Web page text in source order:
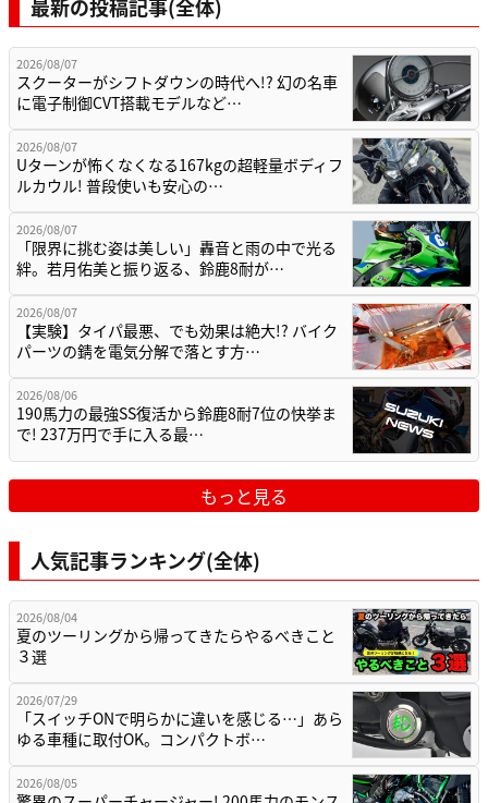
最新の投稿記事(全体)
2026/08/07
スクーターがシフトダウンの時代へ!? 幻の名車
に電子制御CVT搭載モデルなど…
2026/08/07
Uターンが怖くなくなる167kgの超軽量ボディフ
ルカウル! 普段使いも安心の…
2026/08/07
「限界に挑む姿は美しい」轟音と雨の中で光る
絆。若月佑美と振り返る、鈴鹿8耐が…
2026/08/07
【実験】タイパ最悪、でも効果は絶大!? バイク
パーツの錆を電気分解で落とす方…
2026/08/06
190馬力の最強SS復活から鈴鹿8耐7位の快挙ま
で! 237万円で手に入る最…
もっと見る
人気記事ランキング(全体)
2026/08/04
夏のツーリングから帰ってきたらやるべきこと
３選
2026/07/29
「スイッチONで明らかに違いを感じる…」あら
ゆる車種に取付OK。コンパクトボ…
2026/08/05